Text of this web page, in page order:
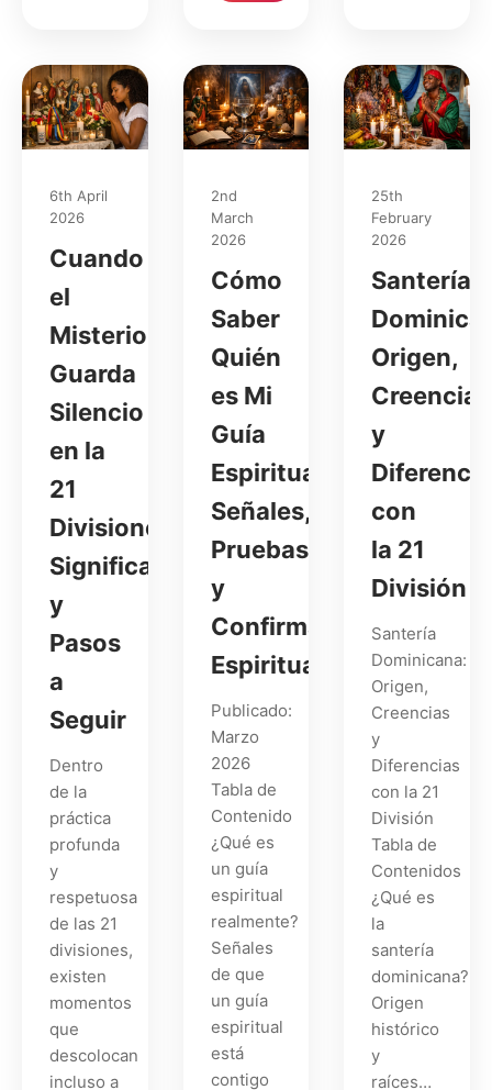
6th April
2026
Cuando
el
Misterio
Guarda
Silencio
en la
21
Divisiones:
Significado
y
Pasos
a
Seguir
Dentro
de la
práctica
profunda
y
respetuosa
de las 21
divisiones,
existen
momentos
que
descolocan
incluso a
2nd
March
2026
Cómo
Saber
Quién
es Mi
Guía
Espiritual:
Señales,
Pruebas
y
Confirmación
Espiritual
Publicado:
Marzo
2026
Tabla de
Contenido
¿Qué es
un guía
espiritual
realmente?
Señales
de que
un guía
espiritual
está
contigo
25th
February
2026
Santería
Origen,
Creencias
y
con
la 21
División
Santería
Dominicana:
Origen,
Creencias
y
Diferencias
con la 21
División
Tabla de
Contenidos
¿Qué es
la
santería
dominicana?
Origen
histórico
y
raíces…